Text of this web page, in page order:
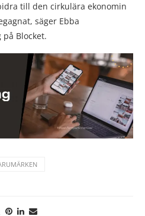
till den cirkulära ekonomin
säger Ebba
på Blocket.